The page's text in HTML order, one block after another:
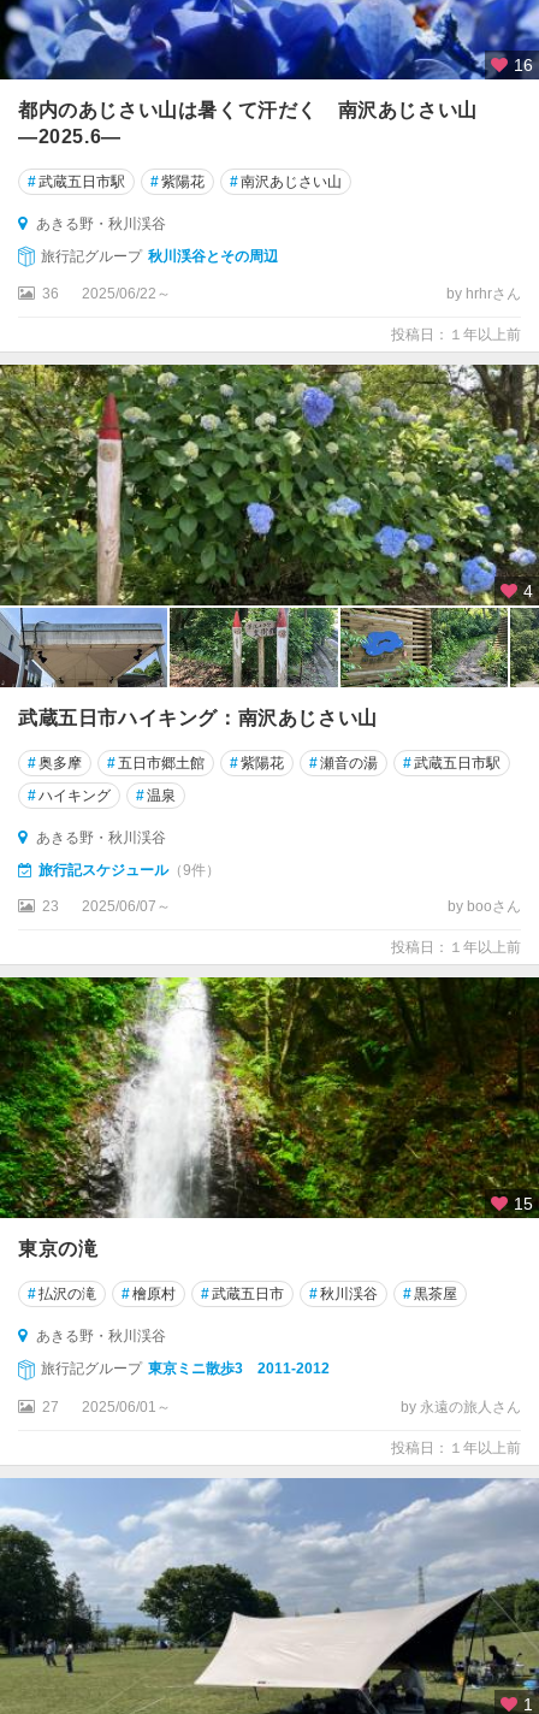
16
都内のあじさい山は暑くて汗だく 南沢あじさい山
―2025.6―
#武蔵五日市駅 #紫陽花 #南沢あじさい山
あきる野・秋川渓谷
旅行記グループ 秋川渓谷とその周辺
36 2025/06/22～ by hrhrさん
投稿日：１年以上前
4
武蔵五日市ハイキング：南沢あじさい山
#奥多摩 #五日市郷土館 #紫陽花 #瀬音の湯 #武蔵五日市駅
#ハイキング #温泉
あきる野・秋川渓谷
旅行記スケジュール（9件）
23 2025/06/07～ by booさん
投稿日：１年以上前
15
東京の滝
#払沢の滝 #檜原村 #武蔵五日市 #秋川渓谷 #黒茶屋
あきる野・秋川渓谷
旅行記グループ 東京ミニ散歩3 2011-2012
27 2025/06/01～ by 永遠の旅人さん
投稿日：１年以上前
1